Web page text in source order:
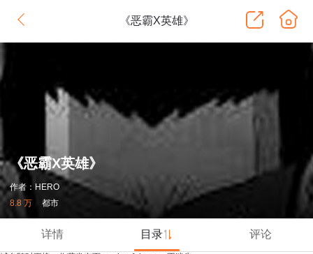
《恶霸X英雄》
《恶霸X英雄》
作者：HERO
8.8 万
都市
详情 目录 评论